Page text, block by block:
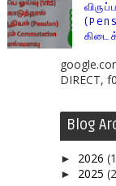
DIRECT,
Blog
► 2026
► 2025